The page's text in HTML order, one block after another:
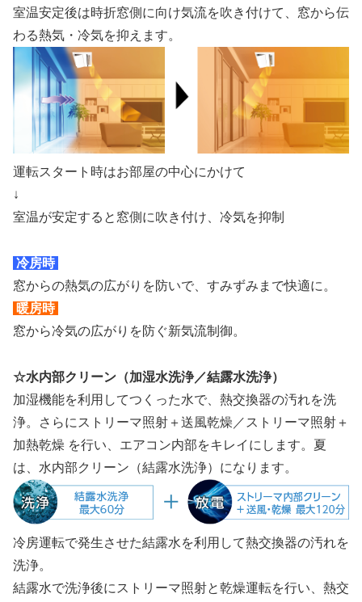
室温安定後は時折窓側に向け気流を吹き付けて、窓から伝
わる熱気・冷気を抑えます。
運転スタート時はお部屋の中心にかけて
↓
室温が安定すると窓側に吹き付け、冷気を抑制
冷房時
窓からの熱気の広がりを防いで、すみずみまで快適に。
暖房時
窓から冷気の広がりを防ぐ新気流制御。
☆水内部クリーン（加湿水洗浄／結露水洗浄）
加湿機能を利用してつくった水で、熱交換器の汚れを洗
浄。さらにストリーマ照射＋送風乾燥／ストリーマ照射＋
加熱乾燥 を行い、エアコン内部をキレイにします。夏
は、水内部クリーン（結露水洗浄）になります。
冷房運転で発生させた結露水を利用して熱交換器の汚れを
洗浄。
結露水で洗浄後にストリーマ照射と乾燥運転を行い、熱交